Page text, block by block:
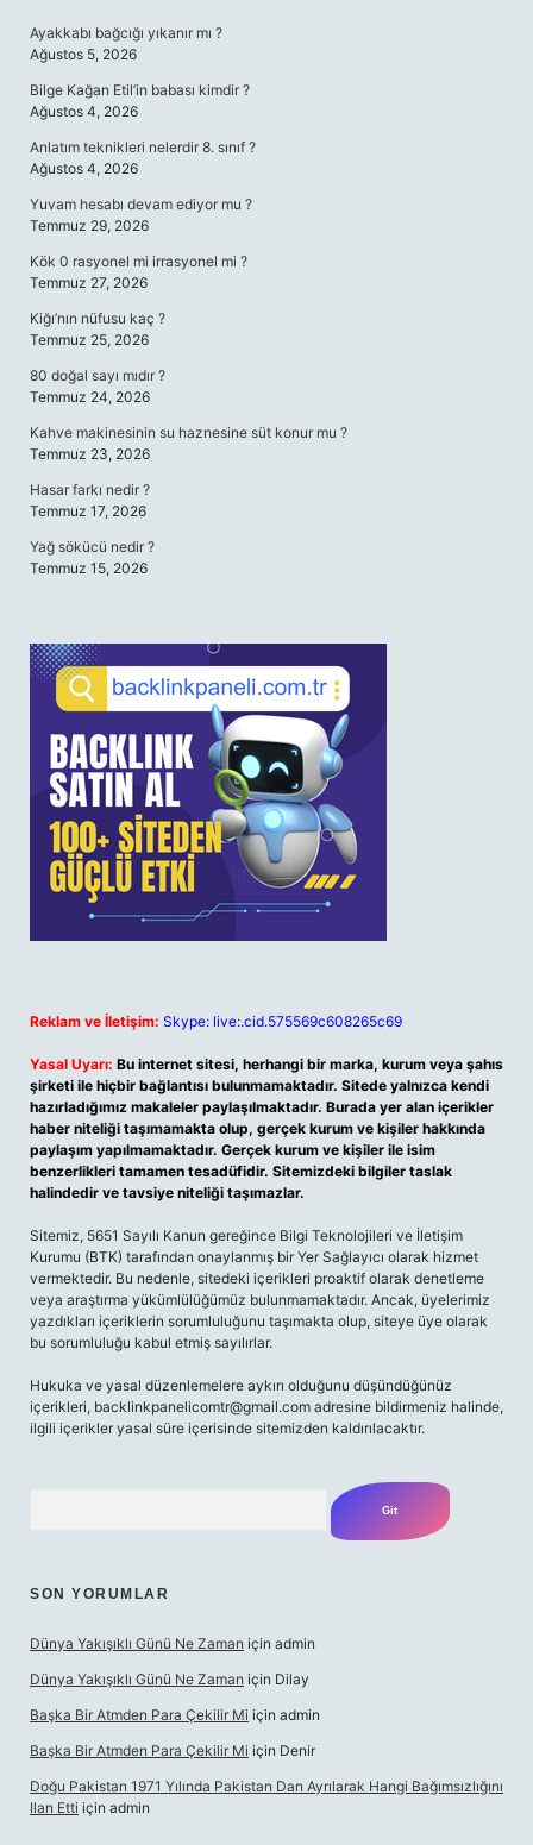
Ayakkabı bağcığı yıkanır mı ?
Ağustos 5, 2026
Bilge Kağan Etil’in babası kimdir ?
Ağustos 4, 2026
Anlatım teknikleri nelerdir 8. sınıf ?
Ağustos 4, 2026
Yuvam hesabı devam ediyor mu ?
Temmuz 29, 2026
Kök 0 rasyonel mi irrasyonel mi ?
Temmuz 27, 2026
Kiğı’nın nüfusu kaç ?
Temmuz 25, 2026
80 doğal sayı mıdır ?
Temmuz 24, 2026
Kahve makinesinin su haznesine süt konur mu ?
Temmuz 23, 2026
Hasar farkı nedir ?
Temmuz 17, 2026
Yağ sökücü nedir ?
Temmuz 15, 2026
Reklam ve İletişim: Skype: live:.cid.575569c608265c69
Yasal Uyarı: Bu internet sitesi, herhangi bir marka, kurum veya şahıs
şirketi ile hiçbir bağlantısı bulunmamaktadır. Sitede yalnızca kendi
hazırladığımız makaleler paylaşılmaktadır. Burada yer alan içerikler
haber niteliği taşımamakta olup, gerçek kurum ve kişiler hakkında
paylaşım yapılmamaktadır. Gerçek kurum ve kişiler ile isim
benzerlikleri tamamen tesadüfidir. Sitemizdeki bilgiler taslak
halindedir ve tavsiye niteliği taşımazlar.
Sitemiz, 5651 Sayılı Kanun gereğince Bilgi Teknolojileri ve İletişim
Kurumu (BTK) tarafından onaylanmış bir Yer Sağlayıcı olarak hizmet
vermektedir. Bu nedenle, sitedeki içerikleri proaktif olarak denetleme
veya araştırma yükümlülüğümüz bulunmamaktadır. Ancak, üyelerimiz
yazdıkları içeriklerin sorumluluğunu taşımakta olup, siteye üye olarak
bu sorumluluğu kabul etmiş sayılırlar.
Hukuka ve yasal düzenlemelere aykırı olduğunu düşündüğünüz
içerikleri, backlinkpanelicomtr@gmail.com adresine bildirmeniz halinde,
ilgili içerikler yasal süre içerisinde sitemizden kaldırılacaktır.
SON YORUMLAR
Dünya Yakışıklı Günü Ne Zaman için admin
Dünya Yakışıklı Günü Ne Zaman için Dilay
Başka Bir Atmden Para Çekilir Mi için admin
Başka Bir Atmden Para Çekilir Mi için Denir
Doğu Pakistan 1971 Yılında Pakistan Dan Ayrılarak Hangi Bağımsızlığını
Ilan Etti için admin